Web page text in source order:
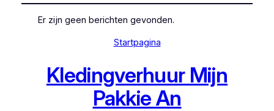
Er zijn geen berichten gevonden.
Startpagina
Kledingverhuur Mijn
Pakkie An